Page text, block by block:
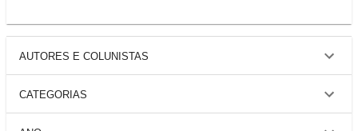
AUTORES E COLUNISTAS
CATEGORIAS